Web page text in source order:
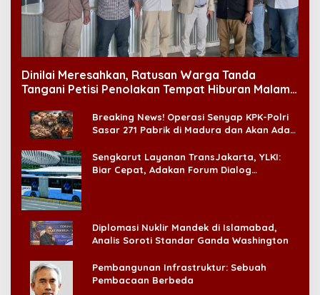
Dinilai Meresahkan, Ratusan Warga Tanda
Tangani Petisi Penolakan Tempat Hiburan Malam
Breaking News! Operasi Senyap KPK-Polri
Sasar 271 Pabrik di Madura dan Akan Ada
Sengkarut Layanan TransJakarta, YLKI:
Biar Cepat, Adakan Forum Dialog
Diplomasi Nuklir Mandek di Islamabad,
Analis Soroti Standar Ganda Washington
Pembangunan Infrastruktur: Sebuah
Pembacaan Berbeda